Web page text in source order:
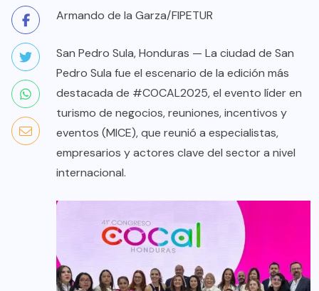
Armando de la Garza/FIPETUR
San Pedro Sula, Honduras — La ciudad de San
Pedro Sula fue el escenario de la edición más
destacada de #COCAL2025, el evento líder en
turismo de negocios, reuniones, incentivos y
eventos (MICE), que reunió a especialistas,
empresarios y actores clave del sector a nivel
internacional.